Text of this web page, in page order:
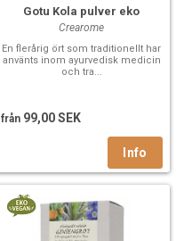
Gotu Kola pulver eko
Crearome
En flerårig ört som traditionellt har
använts inom ayurvedisk medicin
och tra...
från 99,00 SEK